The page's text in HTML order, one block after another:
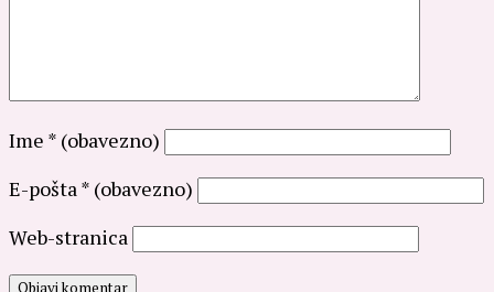
Ime * (obavezno)
E-pošta* (obavezno)
Web-stranica